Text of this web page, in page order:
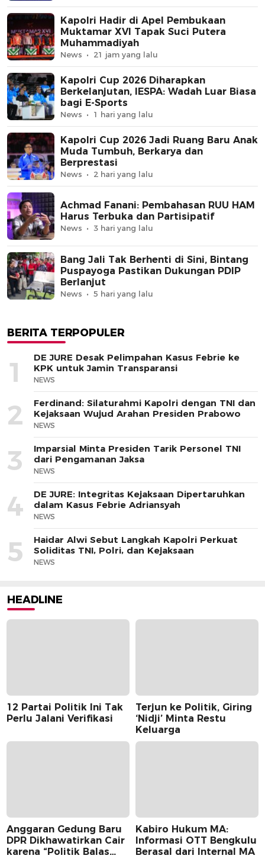
Kapolri Hadir di Apel Pembukaan
Muktamar XVI Tapak Suci Putera
Muhammadiyah
News 21 jam yang lalu
Kapolri Cup 2026 Diharapkan
Berkelanjutan, IESPA: Wadah Luar Biasa
bagi E-Sports
News 1 hari yang lalu
Kapolri Cup 2026 Jadi Ruang Baru Anak
Muda Tumbuh, Berkarya dan
Berprestasi
News 2 hari yang lalu
Achmad Fanani: Pembahasan RUU HAM
Harus Terbuka dan Partisipatif
News 3 hari yang lalu
Bang Jali Tak Berhenti di Sini, Bintang
Puspayoga Pastikan Dukungan PDIP
Berlanjut
News 5 hari yang lalu
BERITA TERPOPULER
1
DE JURE Desak Pelimpahan Kasus Febrie ke
KPK untuk Jamin Transparansi
NEWS
2
Ferdinand: Silaturahmi Kapolri dengan TNI dan
Kejaksaan Wujud Arahan Presiden Prabowo
NEWS
3
Imparsial Minta Presiden Tarik Personel TNI
dari Pengamanan Jaksa
NEWS
4
DE JURE: Integritas Kejaksaan Dipertaruhkan
dalam Kasus Febrie Adriansyah
NEWS
5
Haidar Alwi Sebut Langkah Kapolri Perkuat
Soliditas TNI, Polri, dan Kejaksaan
NEWS
HEADLINE
12 Partai Politik Ini Tak
Perlu Jalani Verifikasi
Terjun ke Politik, Giring
‘Nidji’ Minta Restu
Keluarga
Anggaran Gedung Baru
DPR Dikhawatirkan Cair
karena “Politik Balas
Kabiro Hukum MA:
Informasi OTT Bengkulu
Berasal dari Internal MA